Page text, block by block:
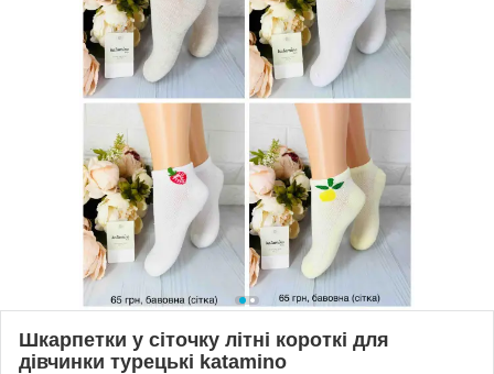
Шкарпетки у сіточку літні короткі для
дівчинки турецькі katamino